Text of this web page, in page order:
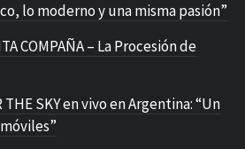
lo moderno y una misma pasión”
COMPAÑA – La Procesión de
THE SKY en vivo en Argentina: “Un